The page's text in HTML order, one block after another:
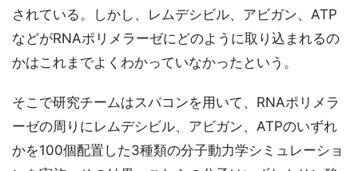
されている。しかし、レムデシビル、アビガン、ATP
などがRNAポリメラーゼにどのように取り込まれるの
かはこれまでよくわかっていなかったという。
そこで研究チームはスパコンを用いて、RNAポリメラ
ーゼの周りにレムデシビル、アビガン、ATPのいずれ
かを100個配置した3種類の分子動力学シミュレーショ